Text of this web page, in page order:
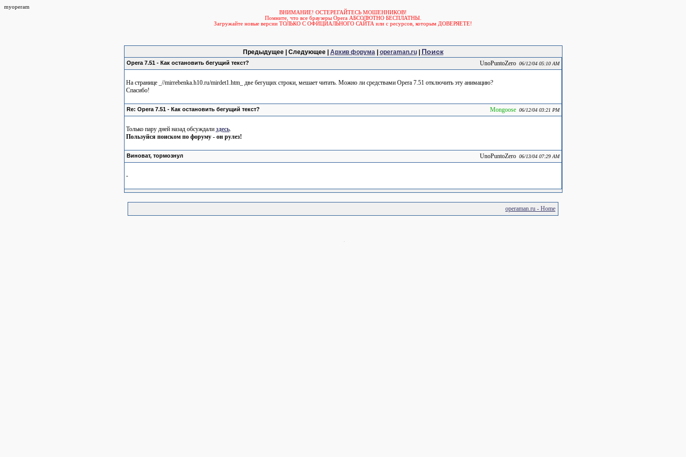
myoperam
ВНИМАНИЕ! ОСТЕРЕГАЙТЕСЬ МОШЕННИКОВ!
Помните, что все браузеры Opera АБСОЛЮТНО БЕСПЛАТНЫ.
Загружайте новые версии ТОЛЬКО С ОФИЦИАЛЬНОГО САЙТА или с ресурсов, которым ДОВЕРЯЕТЕ!
Предыдущее | Следующее | Архив форума| operaman.ru| Поиск
Opera 7.51 - Как остановить бегущий текст? UnoPuntoZero 06/12/04 05:10 AM
На странице _//mirrebenka.h10.ru/mirdet1.htm_ две бегущих строки, мешает читать. Можно ли средствами Opera 7.51 отключить эту анимацию?
Спасибо!
Re: Opera 7.51 - Как остановить бегущий текст? Mongoose 06/12/04 03:21 PM
Только пару дней назад обсуждали здесь.
Пользуйся поиском по форуму - он рулез!
Виноват, тормознул UnoPuntoZero 06/13/04 07:29 AM
-
operaman.ru - Home